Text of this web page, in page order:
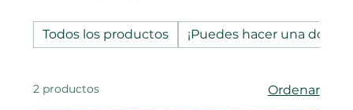
Todos los productos ¡Puedes hacer una
2 productos Ordenar